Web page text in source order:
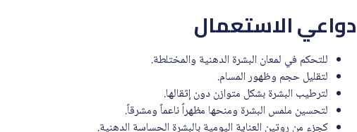
دواعي الاستعمال
للتحكم في لمعان البشرة الدهنية والمختلطة.
لتقليل حجم وظهور المسام.
لترطيب البشرة بشكل متوازن دون إثقالها.
لتحسين ملمس البشرة ومنحها مظهراً ناعماً ومشرقاً.
كجزء من روتين العناية اليومية بالبشرة الحساسة الدهنية.